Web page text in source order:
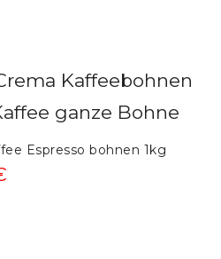
189,59 €
Espresso bohnen 1kg
Preisspanne: